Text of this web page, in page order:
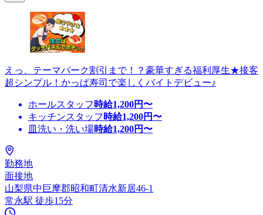
えっ、テーマパーク割引まで！？豪華すぎる福利厚生★接客
超シンプル！かっぱ寿司で楽しくバイトデビュー♪
ホールスタッフ 時給1,200円〜
キッチンスタッフ 時給1,200円〜
皿洗い・洗い場時給1,200円〜
勤務地
面接地
山梨県中巨摩郡昭和町清水新居46-1
常永駅 徒歩15分